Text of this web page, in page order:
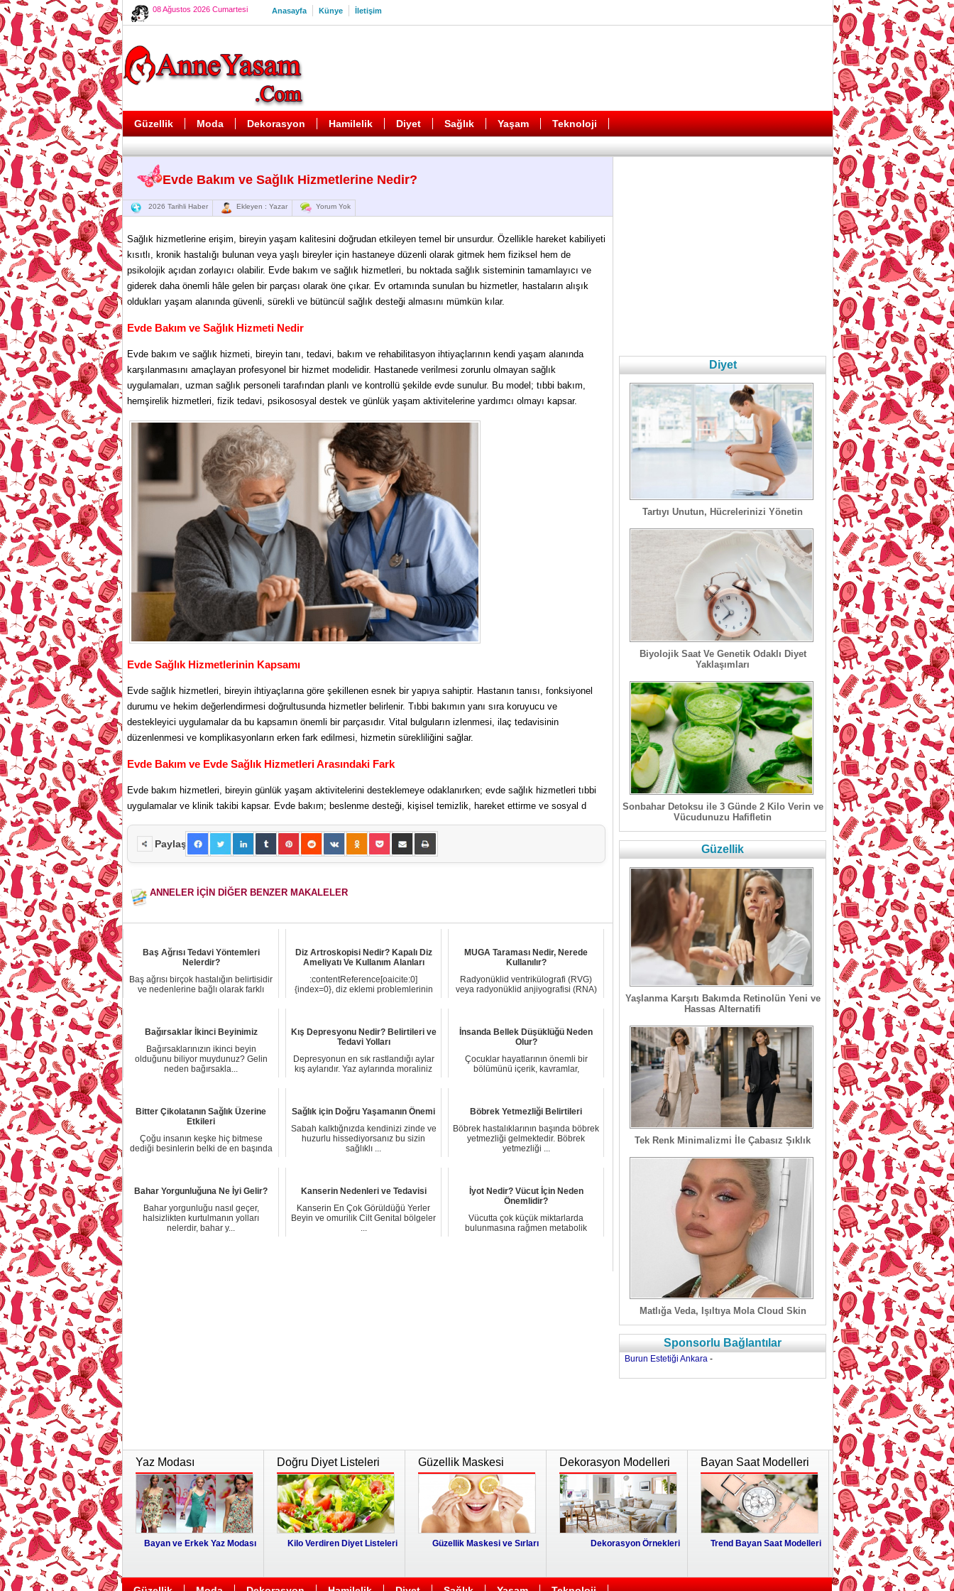
08 Ağustos 2026 Cumartesi Anasayfa Künye İletişim
Güzellik Moda Dekorasyon Hamilelik Diyet Sağlık Yaşam Teknoloji
Evde Bakım ve Sağlık Hizmetlerine Nedir?
2026 Tarihli Haber Ekleyen : Yazar Yorum Yok
Sağlık hizmetlerine erişim, bireyin yaşam kalitesini doğrudan etkileyen temel bir unsurdur. Özellikle hareket kabiliyeti
kısıtlı, kronik hastalığı bulunan veya yaşlı bireyler için hastaneye düzenli olarak gitmek hem fiziksel hem de
psikolojik açıdan zorlayıcı olabilir. Evde bakım ve sağlık hizmetleri, bu noktada sağlık sisteminin tamamlayıcı ve
giderek daha önemli hâle gelen bir parçası olarak öne çıkar. Ev ortamında sunulan bu hizmetler, hastaların alışık
oldukları yaşam alanında güvenli, sürekli ve bütüncül sağlık desteği almasını mümkün kılar.
Evde Bakım ve Sağlık Hizmeti Nedir
Evde bakım ve sağlık hizmeti, bireyin tanı, tedavi, bakım ve rehabilitasyon ihtiyaçlarının kendi yaşam alanında
karşılanmasını amaçlayan profesyonel bir hizmet modelidir. Hastanede verilmesi zorunlu olmayan sağlık
uygulamaları, uzman sağlık personeli tarafından planlı ve kontrollü şekilde evde sunulur. Bu model; tıbbi bakım,
hemşirelik hizmetleri, fizik tedavi, psikososyal destek ve günlük yaşam aktivitelerine yardımcı olmayı kapsar.
Evde Sağlık Hizmetlerinin Kapsamı
Evde sağlık hizmetleri, bireyin ihtiyaçlarına göre şekillenen esnek bir yapıya sahiptir. Hastanın tanısı, fonksiyonel
durumu ve hekim değerlendirmesi doğrultusunda hizmetler belirlenir. Tıbbi bakımın yanı sıra koruyucu ve
destekleyici uygulamalar da bu kapsamın önemli bir parçasıdır. Vital bulguların izlenmesi, ilaç tedavisinin
düzenlenmesi ve komplikasyonların erken fark edilmesi, hizmetin sürekliliğini sağlar.
Evde Bakım ve Evde Sağlık Hizmetleri Arasındaki Fark
Evde bakım hizmetleri, bireyin günlük yaşam aktivitelerini desteklemeye odaklanırken; evde sağlık hizmetleri tıbbi
uygulamalar ve klinik takibi kapsar. Evde bakım; beslenme desteği, kişisel temizlik, hareket ettirme ve sosyal d
Paylaş
ANNELER İÇİN DİĞER BENZER MAKALELER
Baş Ağrısı Tedavi Yöntemleri
Nelerdir?
Baş ağrısı birçok hastalığın belirtisidir
ve nedenlerine bağlı olarak farklı
Diz Artroskopisi Nedir? Kapalı Diz
Ameliyatı Ve Kullanım Alanları
:contentReference[oaicite:0]
{index=0}, diz eklemi problemlerinin
MUGA Taraması Nedir, Nerede
Kullanılır?
Radyonüklid ventrikülografi (RVG)
veya radyonüklid anjiyografisi (RNA)
Bağırsaklar İkinci Beyinimiz
Bağırsaklarınızın ikinci beyin
olduğunu biliyor muydunuz? Gelin
neden bağırsakla...
Kış Depresyonu Nedir? Belirtileri ve
Tedavi Yolları
Depresyonun en sık rastlandığı aylar
kış aylarıdır. Yaz aylarında moraliniz
İnsanda Bellek Düşüklüğü Neden
Olur?
Çocuklar hayatlarının önemli bir
bölümünü içerik, kavramlar,
Bitter Çikolatanın Sağlık Üzerine
Etkileri
Çoğu insanın keşke hiç bitmese
dediği besinlerin belki de en başında
Sağlık için Doğru Yaşamanın Önemi
Sabah kalktığnızda kendinizi zinde ve
huzurlu hissediyorsanız bu sizin
sağlıklı ...
Böbrek Yetmezliği Belirtileri
Böbrek hastalıklarının başında böbrek
yetmezliği gelmektedir. Böbrek
yetmezliği ...
Bahar Yorgunluğuna Ne İyi Gelir?
Bahar yorgunluğu nasıl geçer,
halsizlikten kurtulmanın yolları
nelerdir, bahar y...
Kanserin Nedenleri ve Tedavisi
Kanserin En Çok Görüldüğü Yerler
Beyin ve omurilik Cilt Genital bölgeler
...
İyot Nedir? Vücut İçin Neden
Önemlidir?
Vücutta çok küçük miktarlarda
bulunmasına rağmen metabolik
Diyet
Tartıyı Unutun, Hücrelerinizi Yönetin
Biyolojik Saat Ve Genetik Odaklı Diyet
Yaklaşımları
Sonbahar Detoksu ile 3 Günde 2 Kilo Verin ve
Vücudunuzu Hafifletin
Güzellik
Yaşlanma Karşıtı Bakımda Retinolün Yeni ve
Hassas Alternatifi
Tek Renk Minimalizmi İle Çabasız Şıklık
Matlığa Veda, Işıltıya Mola Cloud Skin
Sponsorlu Bağlantılar
Burun Estetiği Ankara -
Yaz Modası
Bayan ve Erkek Yaz Modası
Doğru Diyet Listeleri
Kilo Verdiren Diyet Listeleri
Güzellik Maskesi
Güzellik Maskesi ve Sırları
Dekorasyon Modelleri
Dekorasyon Örnekleri
Bayan Saat Modelleri
Trend Bayan Saat Modelleri